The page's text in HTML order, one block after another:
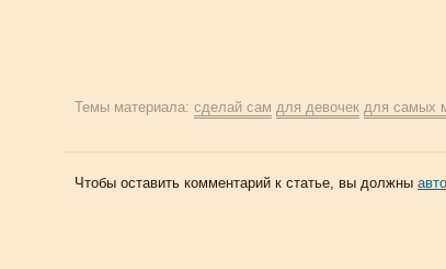
Темы материала: сделай сам для девочек для самых
Чтобы оставить комментарий к статье, вы должны